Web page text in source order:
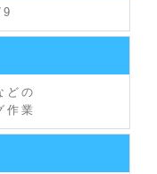
どの
作業